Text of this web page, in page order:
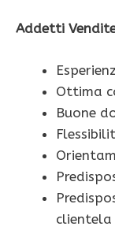
Addetti
Ottima
Buone
clientela